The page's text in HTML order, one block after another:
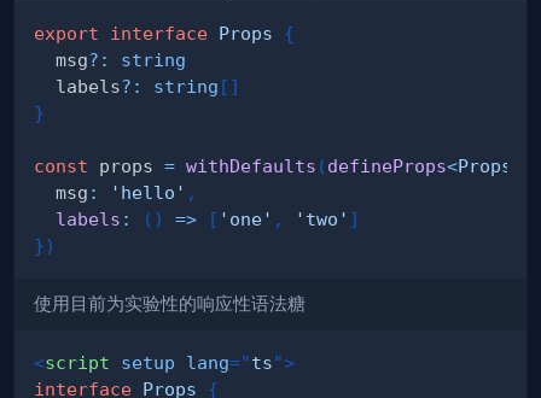
export interface Props
{
  msg
? :
string
  labels
? : string [ ]
}
const props = withDefaults (defineProps<Props
  msg
: 'hello' ,
labels : ( ) => [ 'one' , 'two' ]
})
使用目前为实验性的响应性语法糖
<script setup lang="ts">
interface Props {